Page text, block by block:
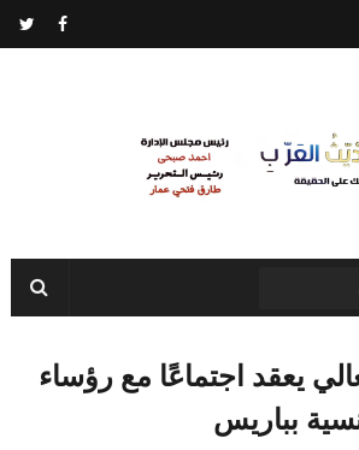
يعقد اجتماعًا مع رؤساء
بباريس